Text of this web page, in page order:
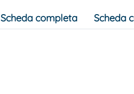
Scheda completa Scheda